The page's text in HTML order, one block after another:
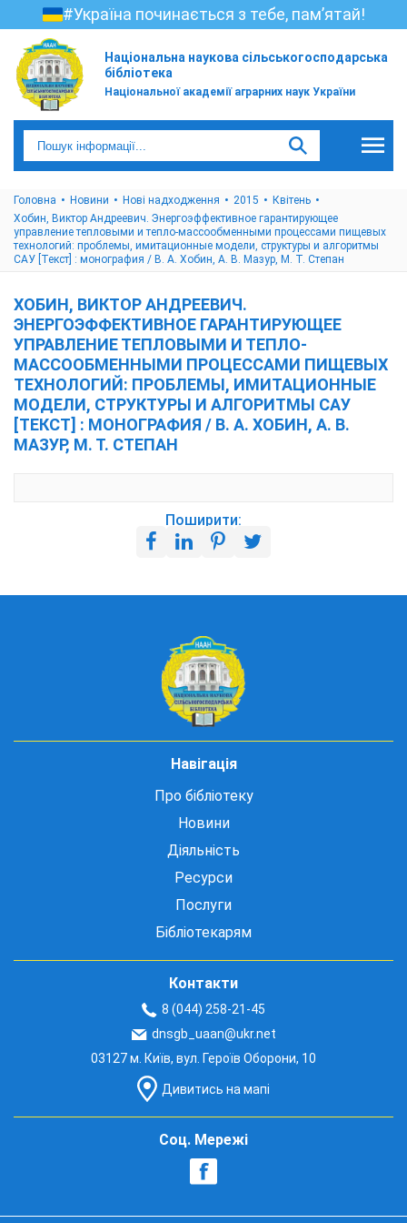
#Україна починається з тебе, пам’ятай!
Національна наукова сільськогосподарська
бібліотека
Національної академії аграрних наук України
Головна Новини Нові надходження 2015
Квітень
Хобин, Виктор Андреевич. Энергоэффективное гарантирующее
управление тепловыми и тепло-массообменными процессами пищевых
технологий: проблемы, имитационные модели, структуры и алгоритмы
САУ [Текст] : монография / В. А. Хобин, А. В. Мазур, М. Т. Степан
ХОБИН, ВИКТОР АНДРЕЕВИЧ.
ЭНЕРГОЭФФЕКТИВНОЕ ГАРАНТИРУЮЩЕЕ
УПРАВЛЕНИЕ ТЕПЛОВЫМИ И ТЕПЛО-
МАССООБМЕННЫМИ ПРОЦЕССАМИ ПИЩЕВЫХ
ТЕХНОЛОГИЙ: ПРОБЛЕМЫ, ИМИТАЦИОННЫЕ
МОДЕЛИ, СТРУКТУРЫ И АЛГОРИТМЫ САУ
[ТЕКСТ] : МОНОГРАФИЯ / В. А. ХОБИН, А. В.
МАЗУР, М. Т. СТЕПАН
Поширити:
Навігація
Про бібліотеку
Новини
Діяльність
Ресурси
Послуги
Бібліотекарям
Контакти
8 (044) 258-21-45
dnsgb_uaan@ukr.net
03127 м. Київ, вул. Героїв Оборони, 10
Дивитись на мапі
Соц. Мережі